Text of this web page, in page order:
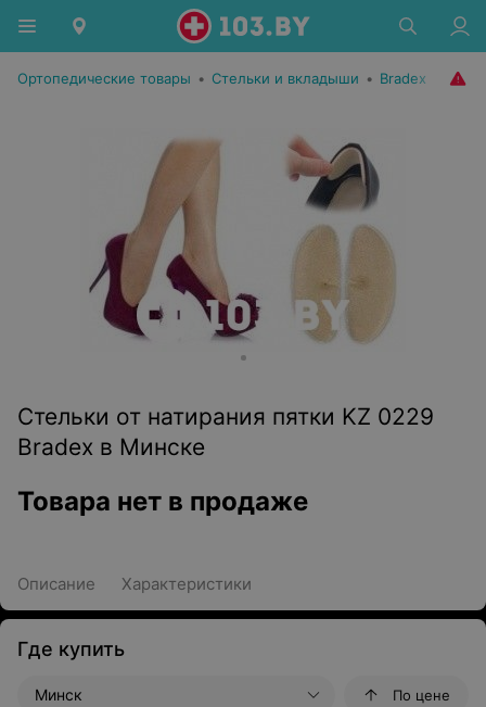
Ортопедические товары • Стельки и вкладыши • Bradex
Стельки от натирания пятки KZ 0229
Bradex в Минске
Товара нет в продаже
Описание Характеристики
Где купить
Минск По цене